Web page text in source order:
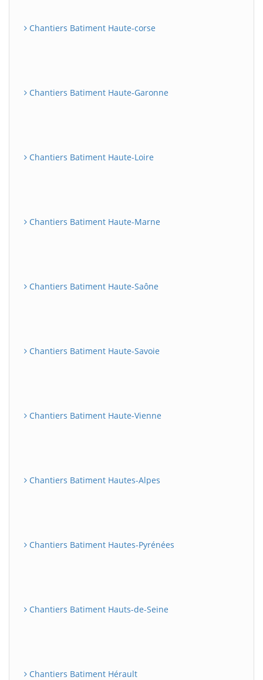
Chantiers Batiment Haute-corse
Chantiers Batiment Haute-Garonne
Chantiers Batiment Haute-Loire
Chantiers Batiment Haute-Marne
Chantiers Batiment Haute-Saône
Chantiers Batiment Haute-Savoie
Chantiers Batiment Haute-Vienne
Chantiers Batiment Hautes-Alpes
Chantiers Batiment Hautes-Pyrénées
Chantiers Batiment Hauts-de-Seine
Chantiers Batiment Hérault